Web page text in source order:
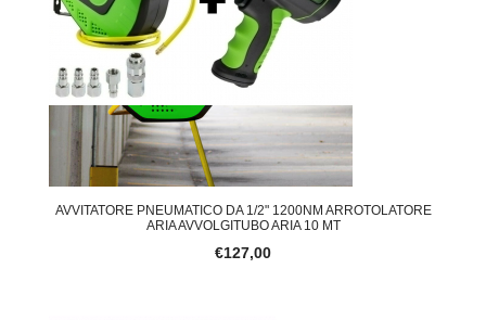
AVVITATORE PNEUMATICO DA 1/2" 1200NM ARROTOLATORE
ARIA AVVOLGITUBO ARIA 10 MT
€127,00